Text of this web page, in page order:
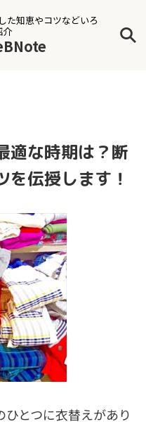
た知恵やコツなどいろ
介
適な時期は？断
を伝授します！
とつに衣替えがあり